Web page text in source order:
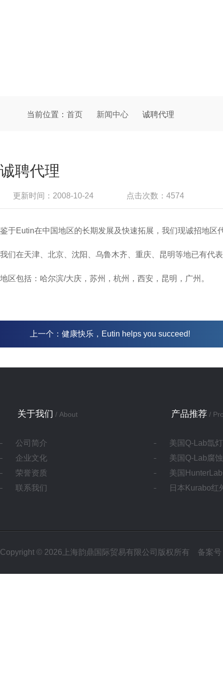
当前位置： 首页 新闻中心 诚聘代理
诚聘代理
更新时间：2008-10-24 点击次数：4574
鉴于Eutin在中国地区的长期发展及快速拓展，我们现诚招地区
我们在天津、北京、沈阳、乌鲁木齐、重庆、昆明等地已有代
地区包括：哈尔滨/大庆，苏州，杭州，西安，昆明，广州。
上一个： 健康快乐，Eutin helps you succeed!
关于我们 / About
公司简介
企业文化
荣誉资质
联系我们
产品推荐 /
美国Q-Lab氙
美国Q-Lab腐
美国
日本Kurabo红
Copyright © 2026上海韵鼎国际贸易有限公司版权所有 备案